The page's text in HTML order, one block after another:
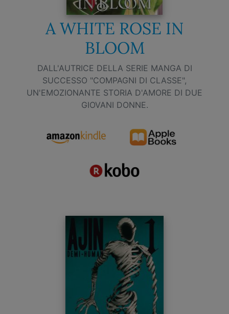
A WHITE ROSE IN
BLOOM
DALL'AUTRICE DELLA SERIE MANGA DI
SUCCESSO "COMPAGNI DI CLASSE",
UN'EMOZIONANTE STORIA D'AMORE DI DUE
GIOVANI DONNE.